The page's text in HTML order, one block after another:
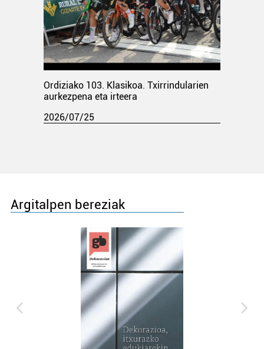
Ordiziako 103. Klasikoa. Txirrindularien
aurkezpena eta irteera
2026/07/25
Argitalpen bereziak